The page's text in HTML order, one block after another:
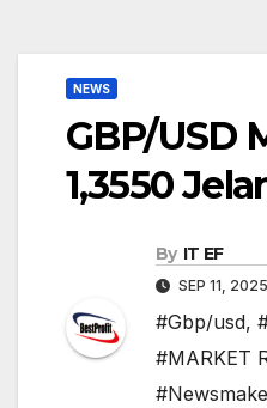
NEWS
GBP/USD
1,3550
By IT EF
SEP 11, 2025
#Gbp/usd,
#MARKET